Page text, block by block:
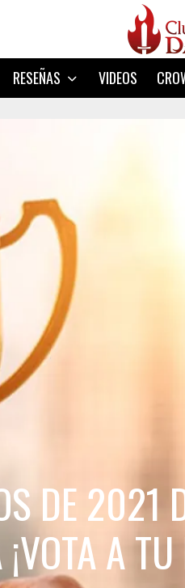
RESEÑAS VIDEOS
DE 2021
A